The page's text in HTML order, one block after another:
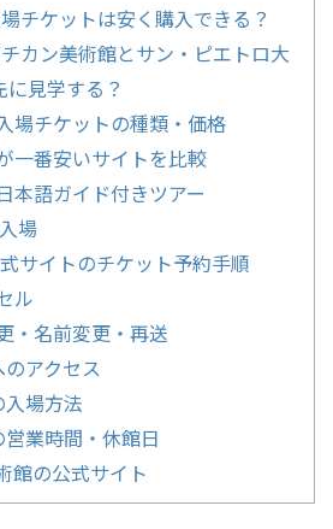
チケットは安く購入できる？
カン美術館とサン・ピエトロ大
見学する？
場チケットの種類・価格
一番安いサイトを比較
本語ガイド付きツアー
場
サイトのチケット予約手順
ル
・名前変更・再送
アクセス
場方法
業時間・休館日
館の公式サイト